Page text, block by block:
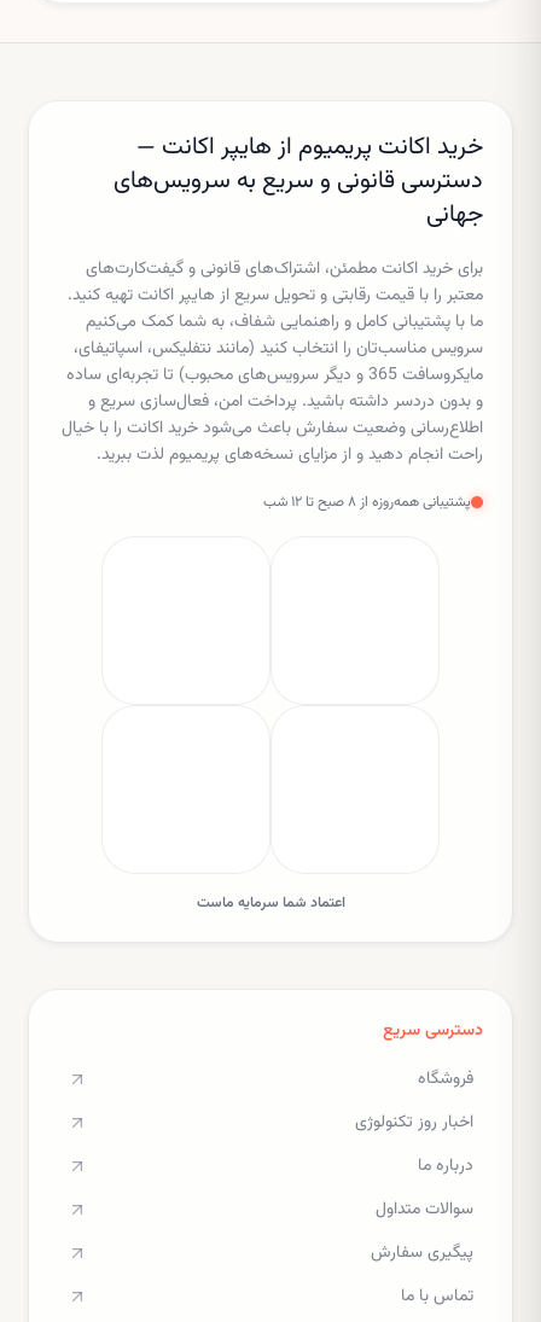
خرید اکانت پریمیوم از هایپر اکانت —
دسترسی قانونی و سریع به سرویس‌های
جهانی
برای خرید اکانت مطمئن، اشتراک‌های قانونی و گیفت‌کارت‌های
معتبر را با قیمت رقابتی و تحویل سریع از هایپر اکانت تهیه کنید.
ما با پشتیبانی کامل و راهنمایی شفاف، به شما کمک می‌کنیم
سرویس مناسب‌تان را انتخاب کنید (مانند نتفلیکس، اسپاتیفای،
مایکروسافت 365 و دیگر سرویس‌های محبوب) تا تجربه‌ای ساده
و بدون دردسر داشته باشید. پرداخت امن، فعال‌سازی سریع و
اطلاع‌رسانی وضعیت سفارش باعث می‌شود خرید اکانت را با خیال
راحت انجام دهید و از مزایای نسخه‌های پریمیوم لذت ببرید.
پشتیبانی همه‌روزه از ۸ صبح تا ۱۲ شب
اعتماد شما سرمایه ماست
دسترسی سریع
فروشگاه
اخبار روز تکنولوژی
درباره ما
سوالات متداول
پیگیری سفارش
تماس با ما